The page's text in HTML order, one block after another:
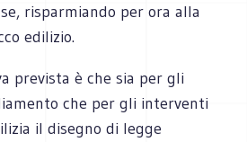
risparmiando per ora alla
edilizio.
prevista è che sia per gli
che per gli interventi
il disegno di legge